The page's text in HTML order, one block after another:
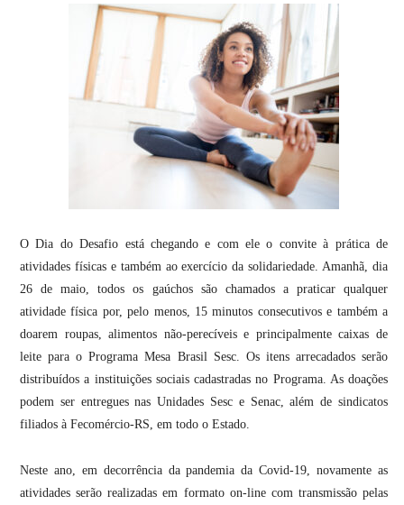
O Dia do Desafio está chegando e com ele o convite à prática de
atividades físicas e também ao exercício da solidariedade. Amanhã, dia
26 de maio, todos os gaúchos são chamados a praticar qualquer
atividade física por, pelo menos, 15 minutos consecutivos e também a
doarem roupas, alimentos não-perecíveis e principalmente caixas de
leite para o Programa Mesa Brasil Sesc. Os itens arrecadados serão
distribuídos a instituições sociais cadastradas no Programa. As doações
podem ser entregues nas Unidades Sesc e Senac, além de sindicatos
filiados à Fecomércio-RS, em todo o Estado.
Neste ano, em decorrência da pandemia da Covid-19, novamente as
atividades serão realizadas em formato on-line com transmissão pelas